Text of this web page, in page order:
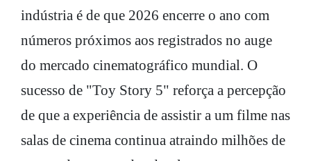
indústria é de que 2026 encerre o ano com
números próximos aos registrados no auge
do mercado cinematográfico mundial. O
sucesso de "Toy Story 5" reforça a percepção
de que a experiência de assistir a um filme nas
salas de cinema continua atraindo milhões de